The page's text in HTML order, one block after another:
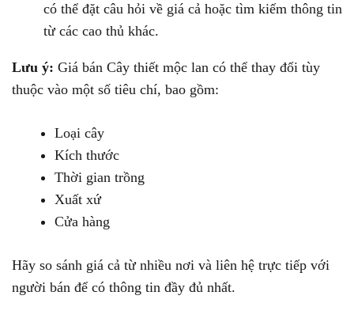
có thể đặt câu hỏi về giá cả hoặc tìm kiếm thông tin
từ các cao thủ khác.
Lưu ý: Giá bán Cây thiết mộc lan có thể thay đổi tùy
thuộc vào một số tiêu chí, bao gồm:
Loại cây
Kích thước
Thời gian trồng
Xuất xứ
Cửa hàng
Hãy so sánh giá cả từ nhiều nơi và liên hệ trực tiếp với
người bán để có thông tin đầy đủ nhất.